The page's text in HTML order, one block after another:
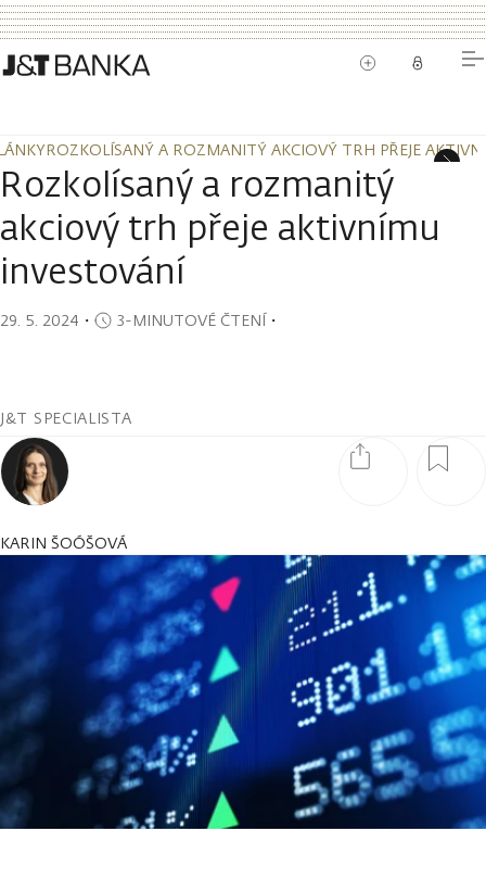
ROZKOLÍSANÝ A ROZMANITÝ AKCIOVÝ TRH PŘEJE
ROZKOLÍSANÝ A ROZMANITÝ AKCIOVÝ TRH PŘEJE
Rozkolísaný a rozmanitý
akciový trh přeje aktivnímu
investování
29. 5. 2024 ・ 3-MINUTOVÉ ČTENÍ・
J&T SPECIALISTA
KARIN ŠOÓŠOVÁ